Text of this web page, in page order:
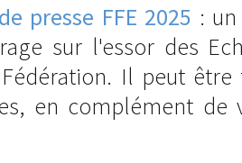
presse FFE 2025 :
sur l'essor des
Il peut
en complément de